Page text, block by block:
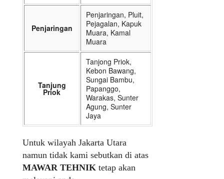
Penjaringan
Penjaringan, Pluit,
Pejagalan, Kapuk
Muara, Kamal
Muara
Tanjung
Priok
Tanjong Priok,
Kebon Bawang,
Sungai Bambu,
Papanggo,
Warakas, Sunter
Agung, Sunter
Jaya
Untuk wilayah Jakarta Utara
namun tidak kami sebutkan di atas
MAWAR TEHNIK tetap akan